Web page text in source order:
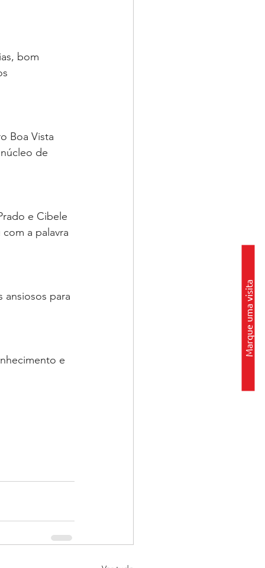
Marque uma visita
bom
Boa Vista
de
e Cibele
a palavra
ansiosos para
e